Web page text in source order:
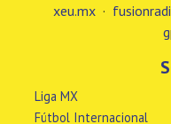
xeu.mx ·
Liga MX
Fútbol Internacional